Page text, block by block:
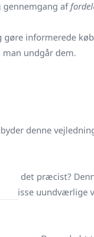
af
informerede
undgår dem.
denne
er det præcist?
af disse uundværlige